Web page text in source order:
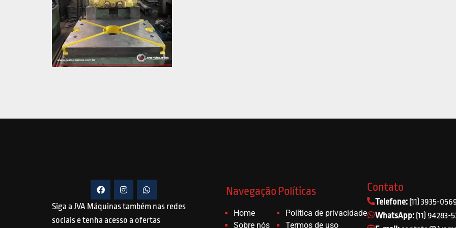
Siga a JVA Máquinas também nas redes
sociais e tenha acesso a ofertas
Navegação
Home
Sobre nós
Políticas
Política de privacidade
Termos de uso
Contato
Telefone: (11) 3935-
WhatsApp: (11) 94283-